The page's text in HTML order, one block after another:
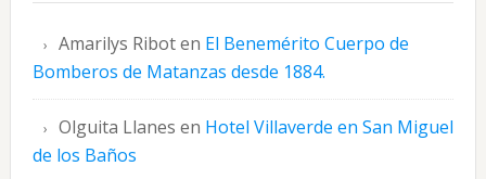
Amarilys Riboten El Benemérito Cuerpo de
Bomberos de Matanzas desde 1884.
Olguita Llanes en Hotel Villaverde en San Miguel
de los Baños